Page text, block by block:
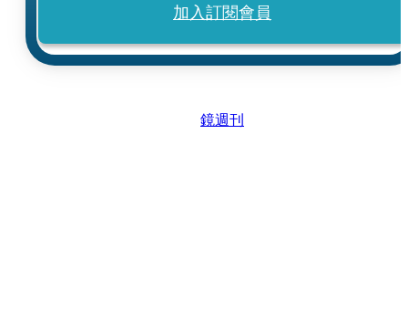
加入訂閱會員
鏡週刊